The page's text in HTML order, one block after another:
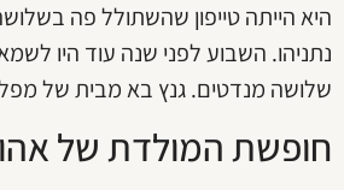
היא הייתה טייפון שהשתולל פה
נתניהו. השבוע לפני שנה עוד היו
שלושה מנדטים. גנץ בא מבית של
חופשת המולדת של